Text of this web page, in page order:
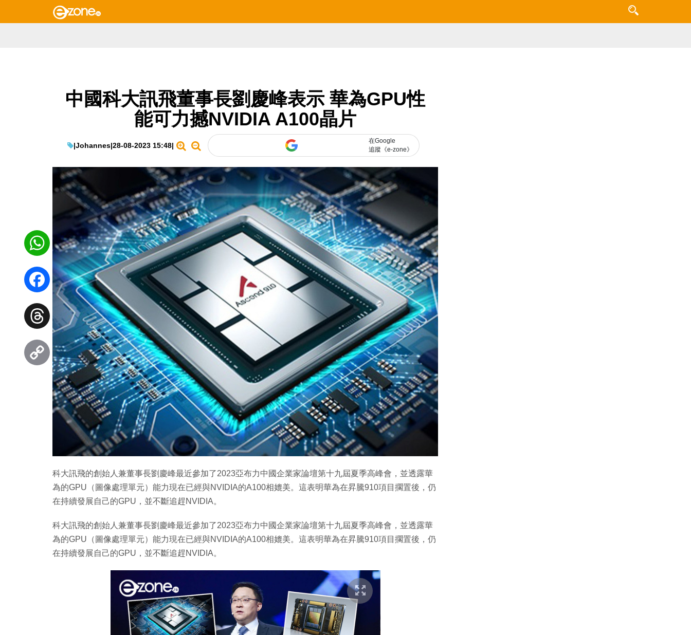
中國科大訊飛董事長劉慶峰表示 華為GPU性
能可力撼NVIDIA A100晶片
|Johannes|28-08-2023 15:48|
在Google
追蹤《e-zone》
科大訊飛的創始人兼董事長劉慶峰最近參加了2023亞布力中國企業家論壇第十九屆夏季高峰會，並透露華
為的GPU（圖像處理單元）能力現在已經與NVIDIA的A100相媲美。這表明華為在昇騰910項目擱置後，仍
在持續發展自己的GPU，並不斷追趕NVIDIA。
科大訊飛的創始人兼董事長劉慶峰最近參加了2023亞布力中國企業家論壇第十九屆夏季高峰會，並透露華
為的GPU（圖像處理單元）能力現在已經與NVIDIA的A100相媲美。這表明華為在昇騰910項目擱置後，仍
在持續發展自己的GPU，並不斷追趕NVIDIA。
WhatsApp
Facebook
Threads
Copy
Link